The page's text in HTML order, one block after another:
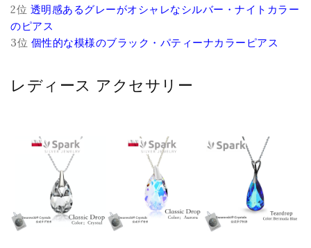
2位 透明感あるグレーがオシャレなシルバー・ナイトカラー
のピアス
3位 個性的な模様のブラック・パティーナカラーピアス
レディース アクセサリー